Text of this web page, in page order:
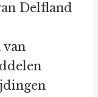
Delfland